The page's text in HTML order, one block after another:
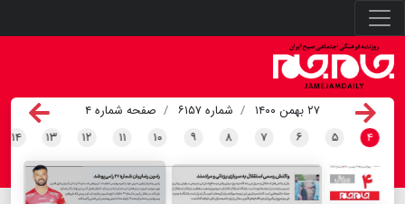
۲۷ بهمن ۱۴۰۰ شماره ۶۱۵۷
صفحه شماره ۴
۴ ۵ ۶ ۷ ۸ ۹ ۱۰ ۱۱ ۱۲ ۱۳ ۱۴